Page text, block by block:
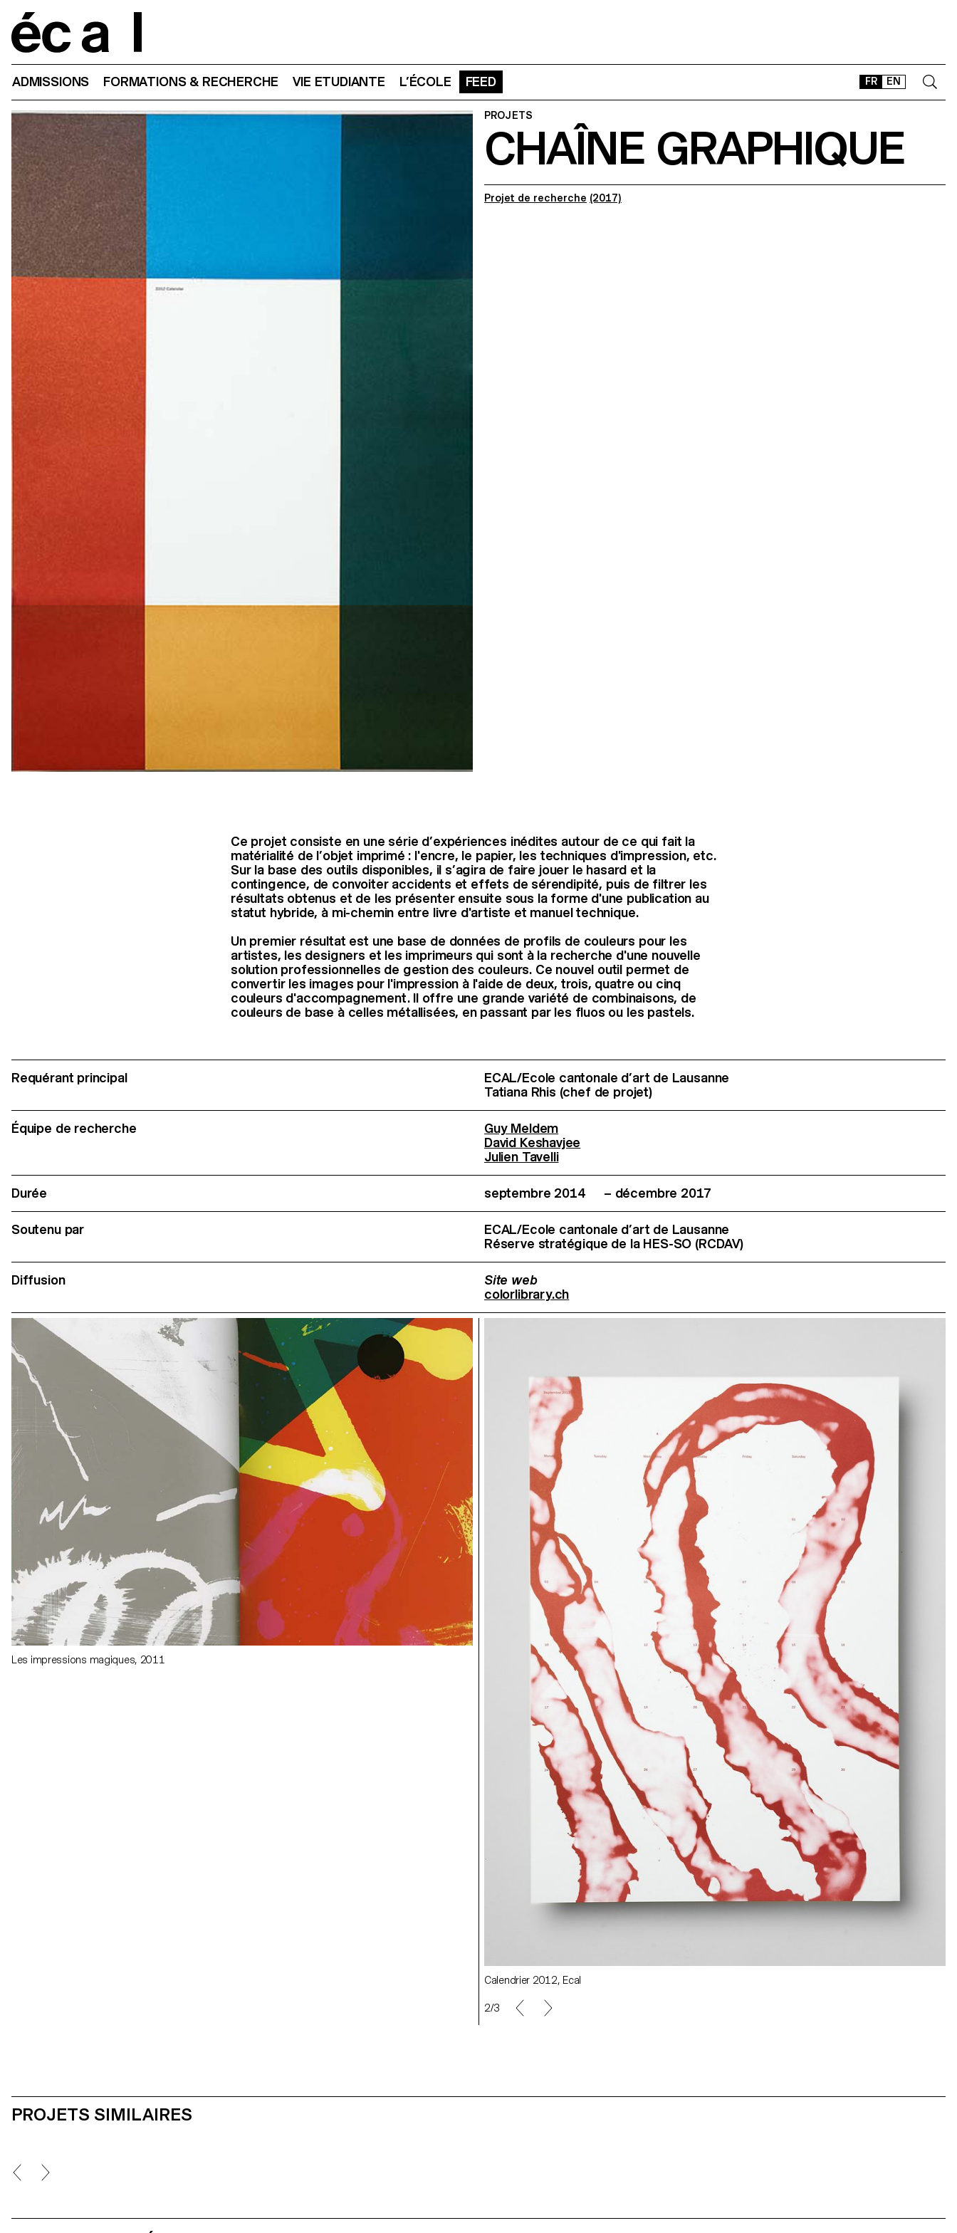
FR EN
ADMISSIONS FORMATIONS & RECHERCHE VIE ETUDIANTE L’ÉCOLE FEED
CONTACT
SHOP
PROJETS
CHAÎNE GRAPHIQUE
Projet de recherche (2017)
Ce projet consiste en une série d’expériences inédites autour de ce qui fait la
matérialité de l’objet imprimé : l'encre, le papier, les techniques d'impression, etc.
Sur la base des outils disponibles, il s’agira de faire jouer le hasard et la
contingence, de convoiter accidents et effets de sérendipité, puis de filtrer les
résultats obtenus et de les présenter ensuite sous la forme d'une publication au
statut hybride, à mi-chemin entre livre d'artiste et manuel technique.
Un premier résultat est une base de données de profils de couleurs pour les
artistes, les designers et les imprimeurs qui sont à la recherche d'une nouvelle
solution professionnelles de gestion des couleurs. Ce nouvel outil permet de
convertir les images pour l'impression à l'aide de deux, trois, quatre ou cinq
couleurs d'accompagnement. Il offre une grande variété de combinaisons, de
couleurs de base à celles métallisées, en passant par les fluos ou les pastels.
Requérant principal
ECAL/Ecole cantonale d’art de Lausanne
Tatiana Rhis (chef de projet)
Équipe de recherche
Guy Meldem
David Keshavjee
Julien Tavelli
Durée septembre 2014 – décembre 2017
Soutenu par
ECAL/Ecole cantonale d’art de Lausanne
Réserve stratégique de la HES-SO (RCDAV)
Diffusion
Site web
colorlibrary.ch
Les impressions magiques, 2011
Calendrier 2012, Ecal
2/3
PROJETS SIMILAIRES